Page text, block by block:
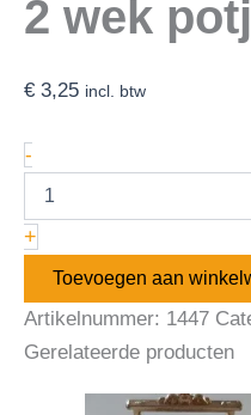
2 wek
€ 3,25 incl. btw
-
+
Toevoegen aan
Artikelnummer: 1447
Gerelateerde producten